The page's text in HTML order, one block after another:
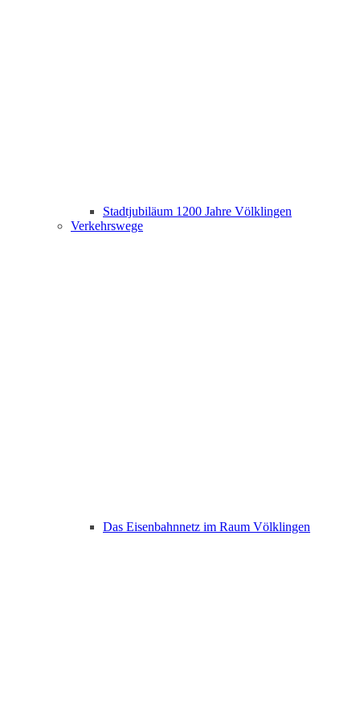
Stadtjubiläum 1200 Jahre Völklingen
Verkehrswege
Das Eisenbahnnetz im Raum Völklingen